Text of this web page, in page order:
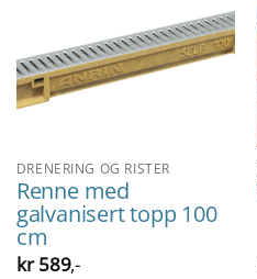
DRENERING OG RISTER
Renne med
galvanisert topp 100
cm
kr589,-